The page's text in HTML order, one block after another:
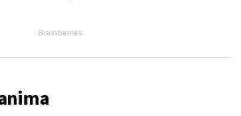
Brainberries